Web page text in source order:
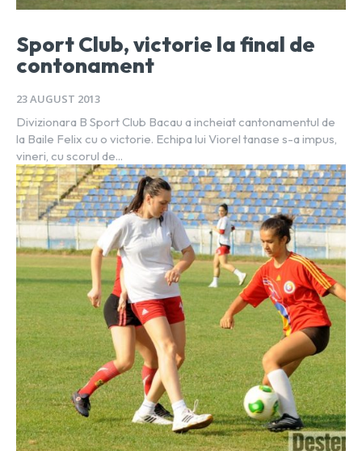
Sport Club, victorie la final de
contonament
23 AUGUST 2013
Divizionara B Sport Club Bacau a incheiat cantonamentul de
la Baile Felix cu o victorie. Echipa lui Viorel tanase s-a impus,
vineri, cu scorul de...